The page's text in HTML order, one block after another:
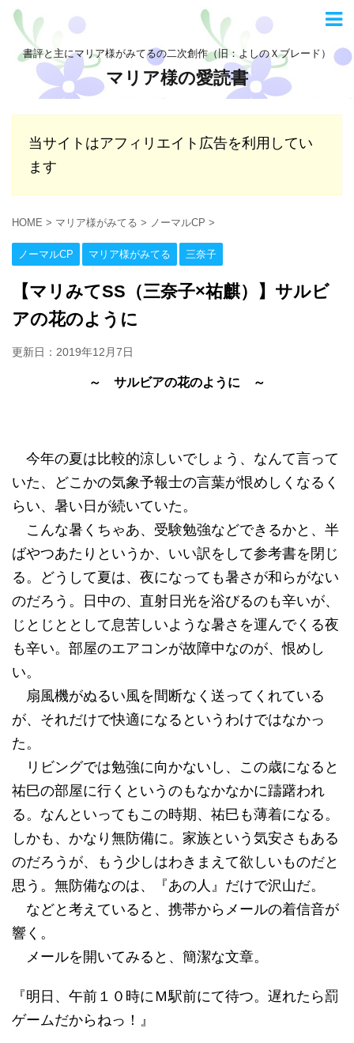
書評と主にマリア様がみてるの二次創作（旧：よしのＸブレード）
マリア様の愛読書
当サイトはアフィリエイト広告を利用してい
ます
HOME > マリア様がみてる > ノーマルCP >
ノーマルCP マリア様がみてる 三奈子
【マリみてSS（三奈子×祐麒）】サルビ
アの花のように
更新日： 2019年12月7日
～ サルビアの花のように ～
今年の夏は比較的涼しいでしょう、なんて言って
いた、どこかの気象予報士の言葉が恨めしくなるく
らい、暑い日が続いていた。
こんな暑くちゃあ、受験勉強などできるかと、半
ばやつあたりというか、いい訳をして参考書を閉じ
る。どうして夏は、夜になっても暑さが和らがない
のだろう。日中の、直射日光を浴びるのも辛いが、
じとじととして息苦しいような暑さを運んでくる夜
も辛い。部屋のエアコンが故障中なのが、恨めし
い。
扇風機がぬるい風を間断なく送ってくれている
が、それだけで快適になるというわけではなかっ
た。
リビングでは勉強に向かないし、この歳になると
祐巳の部屋に行くというのもなかなかに躊躇われ
る。なんといってもこの時期、祐巳も薄着になる。
しかも、かなり無防備に。家族という気安さもある
のだろうが、もう少しはわきまえて欲しいものだと
思う。無防備なのは、『あの人』だけで沢山だ。
などと考えていると、携帯からメールの着信音が
響く。
メールを開いてみると、簡潔な文章。
『明日、午前１０時にＭ駅前にて待つ。遅れたら罰
ゲームだからねっ！』